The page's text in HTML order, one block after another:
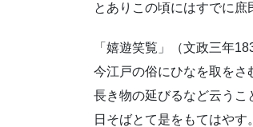
とありこの頃にはすでに庶
「嬉遊笑覧」（文政三年
今江戸の俗にひなを取をさ
長き物の延びるなど云う
日そばとて是をもてはやす